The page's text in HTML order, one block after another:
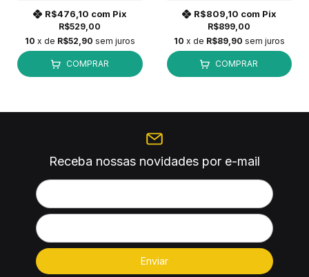
R$529,00
R$476,10 com Pix
10 x de R$52,90 sem juros
COMPRAR
R$899,00
R$809,10 com Pix
10 x de R$89,90 sem juros
COMPRAR
Receba nossas novidades por e-mail